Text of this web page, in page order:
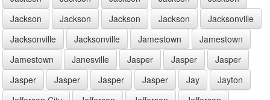
Jackson
Jackson Jackson Jackson
Jacksonville
Jacksonville
Jacksonville Jamestown
Jamestown
Jamestown
Janesville Jasper Jasper
Jasper
Jasper
Jasper Jasper Jasper Jay
Jayton